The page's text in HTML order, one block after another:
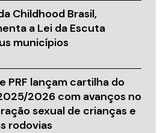
Childhood Brasil,
a Lei da Escuta
municípios
PRF lançam cartilha do
2026 com avanços no
sexual de crianças e
rodovias